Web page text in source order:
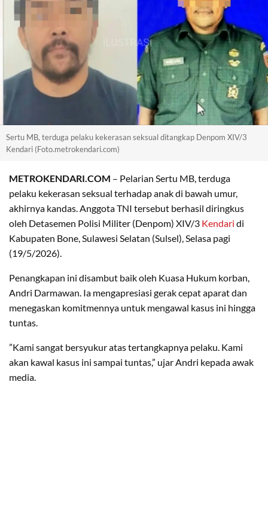
Sertu MB, terduga pelaku kekerasan seksual ditangkap Denpom XIV/3
Kendari (Foto.metrokendari.com)
METROKENDARI.COM – Pelarian Sertu MB, terduga
pelaku kekerasan seksual terhadap anak di bawah umur,
akhirnya kandas. Anggota TNI tersebut berhasil diringkus
oleh Detasemen Polisi Militer (Denpom) XIV/3 Kendari di
Kabupaten Bone, Sulawesi Selatan (Sulsel), Selasa pagi
(19/5/2026).
​Penangkapan ini disambut baik oleh Kuasa Hukum korban,
Andri Darmawan. Ia mengapresiasi gerak cepat aparat dan
menegaskan komitmennya untuk mengawal kasus ini hingga
tuntas.
​”Kami sangat bersyukur atas tertangkapnya pelaku. Kami
akan kawal kasus ini sampai tuntas,” ujar Andri kepada awak
media.